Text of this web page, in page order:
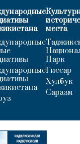
места
Парк
Гиссар
Хулбук
Саразм